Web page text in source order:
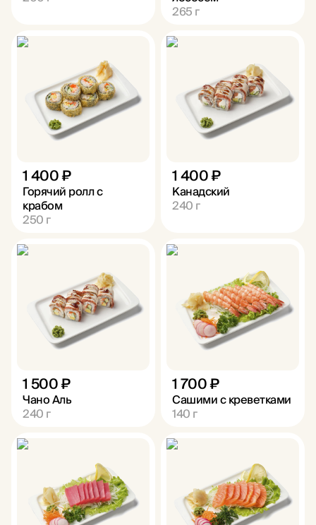
265г
1 400 ₽
Горячий ролл с
крабом
250г
1 400 ₽
Канадский
240г
1 500 ₽
Чано Аль
240г
1 700 ₽
Сашими с креветками
140г